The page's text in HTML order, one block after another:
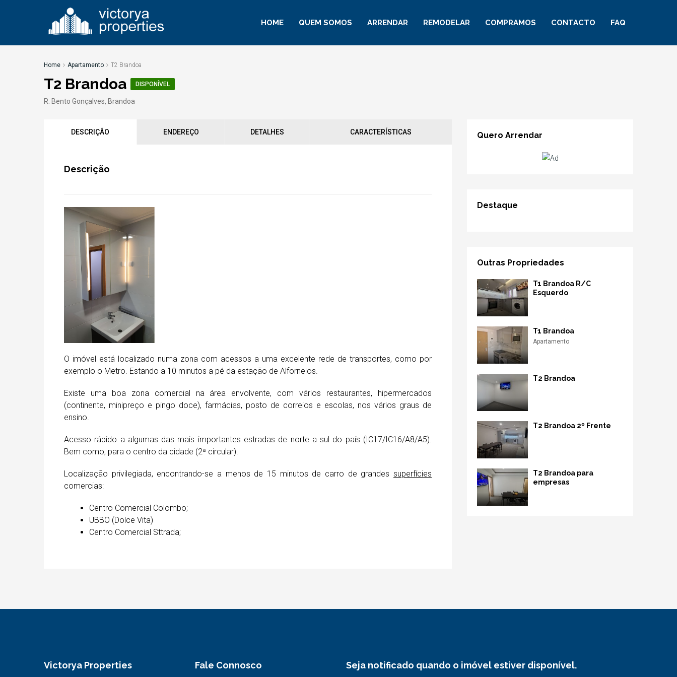
HOME QUEM SOMOS ARRENDAR REMODELAR COMPRAMOS CONTACTO FAQ
Home Apartamento T2 Brandoa
T2 Brandoa DISPONÍVEL
R. Bento Gonçalves, Brandoa
DESCRIÇÃO ENDEREÇO DETALHES CARACTERÍSTICAS
Descrição
O imóvel está localizado numa zona com acessos a uma excelente rede de transportes, como por
exemplo o Metro. Estando a 10 minutos a pé da estação de Alfornelos.
Existe uma boa zona comercial na área envolvente, com vários restaurantes, hipermercados
(continente, minipreço e pingo doce), farmácias, posto de correios e escolas, nos vários graus de
ensino.
Acesso rápido a algumas das mais importantes estradas de norte a sul do país (IC17/IC16/A8/A5).
Bem como, para o centro da cidade (2ª circular).
Localização privilegiada, encontrando-se a menos de 15 minutos de carro de grandes superfícies
comercias:
Centro Comercial Colombo;
UBBO (Dolce Vita)
Centro Comercial Sttrada;
Quero Arrendar
Destaque
Outras Propriedades
T1 Brandoa R/C
Esquerdo
T1 Brandoa
Apartamento
T2 Brandoa
T2 Brandoa 2º Frente
T2 Brandoa para
empresas
Victorya Properties Fale Connosco Seja notificado quando o imóvel estiver disponível.